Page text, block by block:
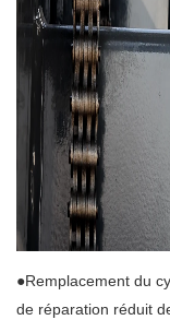
●Remplacement du
de réparation réduit